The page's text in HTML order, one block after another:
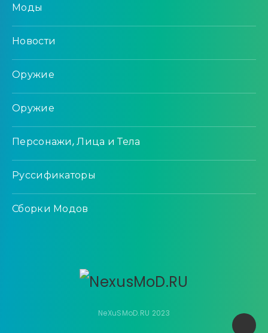
Моды
Новости
Оружие
Оружие
Персонажи, Лица и Тела
Руссификаторы
Сборки Модов
NeXuSMoD.RU 2023